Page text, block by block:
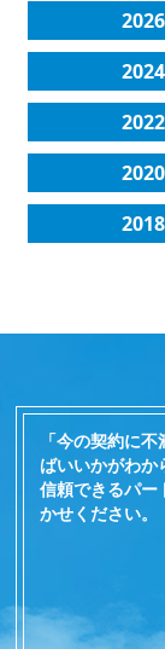
2026
2024
2022
2020
2018
「今の契約に
ばいいかがわか
信頼できるパー
かせください。